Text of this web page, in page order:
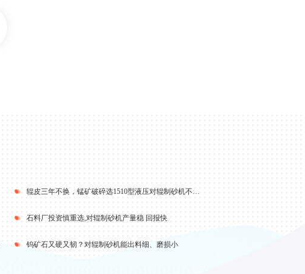
辊皮三年不换，锰矿破碎选1510型液压对辊制砂机不卡机 产能翻倍
石料厂投资慎重选,对辊制砂机产量稳 回报快
钨矿石又硬又韧？对辊制砂机能出料细、磨损小